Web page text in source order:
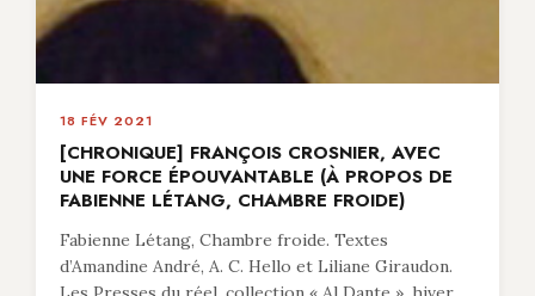
18 FÉV 2021
[CHRONIQUE] FRANÇOIS CROSNIER, AVEC
UNE FORCE ÉPOUVANTABLE (À PROPOS DE
FABIENNE LÉTANG, CHAMBRE FROIDE)
Fabienne Létang, Chambre froide. Textes
d’Amandine André, A. C. Hello et Liliane Giraudon.